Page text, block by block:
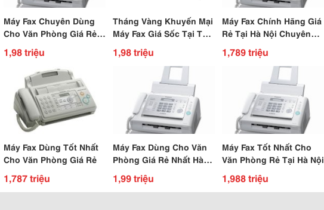
Máy Fax Chuyên Dùng
Cho Văn Phòng Giá Rẻ
Tại Hà Nội
1,98 triệu
Tháng Vàng Khuyến Mại
Máy Fax Giá Sốc Tại Tân
Phát
1,98 triệu
Máy Fax Chính Hãng Giá
Rẻ Tại Hà Nội Chuyên
Dùng Cho Văn Phòng
1,789 triệu
Máy Fax Dùng Tốt Nhất
Cho Văn Phòng Giá Rẻ
1,787 triệu
Máy Fax Dùng Cho Văn
Phòng Giá Rẻ Nhất Hà
Nội
1,99 triệu
Máy Fax Tốt Nhất Cho
Văn Phòng Rẻ Tại Hà Nội
1,988 triệu